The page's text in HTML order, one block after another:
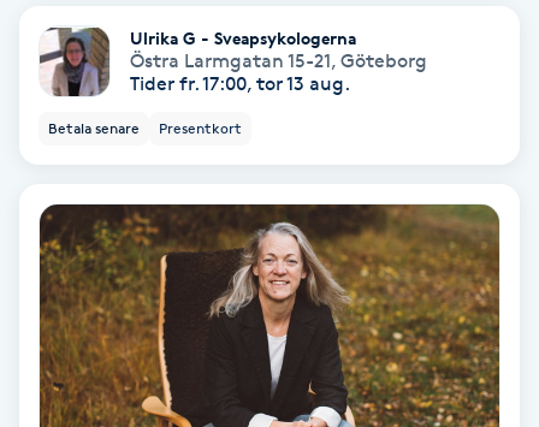
Radiofrekvens
Rakning
Regndroppsmassage
Reiki
Reikihealing
Ulrika G - Sveapsykologerna
Östra Larmgatan 15-21, Göteborg
Tider fr. 17:00, tor 13 aug.
Betala senare Presentkort